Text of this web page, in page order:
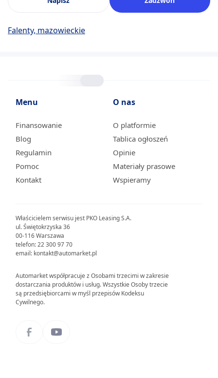
Falenty, mazowieckie
Właścicielem serwisu jest PKO Leasing S.A.
ul. Świętokrzyska 36
00-116 Warszawa
telefon: 22 300 97 70
email: kontakt@automarket.pl
Automarket współpracuje z Osobami trzecimi w zakresie
dostarczania produktów i usług. Wszystkie Osoby trzecie
są przedsiębiorcami w myśl przepisów Kodeksu
Cywilnego.
Menu
Finansowanie
Blog
Regulamin
Pomoc
Kontakt
O nas
O platformie
Tablica ogłoszeń
Opinie
Materiały prasowe
Wspieramy